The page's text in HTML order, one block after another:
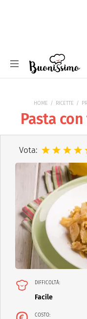
HOME RICETTE
Pasta
Vota:
DIFFICOLTÀ:
Facile
COSTO: